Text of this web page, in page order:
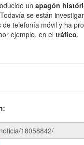
un apagón
se están
telefonía móvil y ha
ejemplo, en el tráfico.